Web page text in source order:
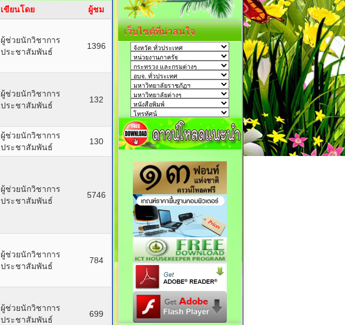
เขียนโดย ผู้ชม
ผู้ช่วยนักวิชาการ
ประชาสัมพันธ์
1396
ผู้ช่วยนักวิชาการ
ประชาสัมพันธ์
132
ผู้ช่วยนักวิชาการ
ประชาสัมพันธ์
130
ผู้ช่วยนักวิชาการ
ประชาสัมพันธ์
5746
ผู้ช่วยนักวิชาการ
ประชาสัมพันธ์
784
ผู้ช่วยนักวิชาการ
ประชาสัมพันธ์
699
เว็บไซต์ที่น่าสนใจ